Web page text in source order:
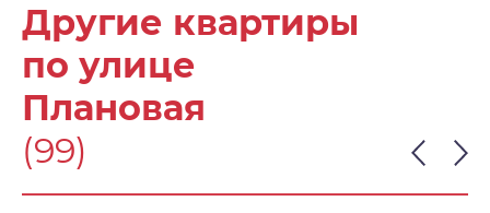
Другие квартиры
по улице
Плановая
(99)